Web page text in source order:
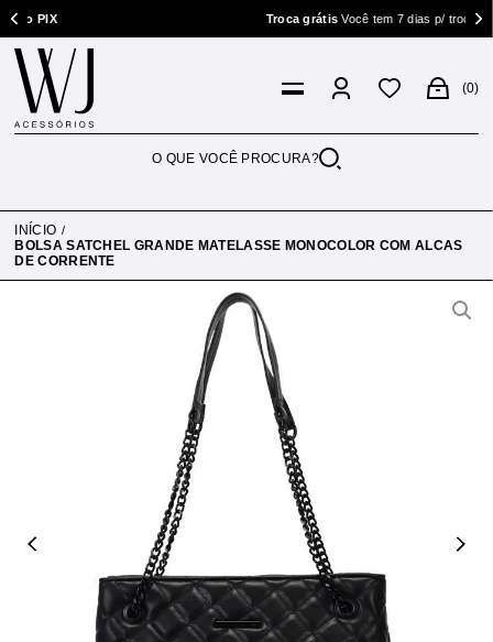
Troca grátisVocê tem 7 dias p/ trocar
0
INÍCIO
BOLSA SATCHEL GRANDE MATELASSE MONOCOLOR COM ALCAS
DE CORRENTE